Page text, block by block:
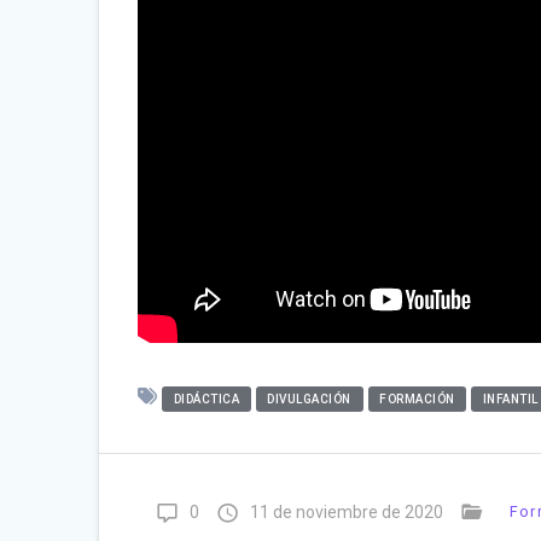
DIDÁCTICA DIVULGACIÓN FORMACIÓN INFANTIL
0 11 de noviembre de 2020